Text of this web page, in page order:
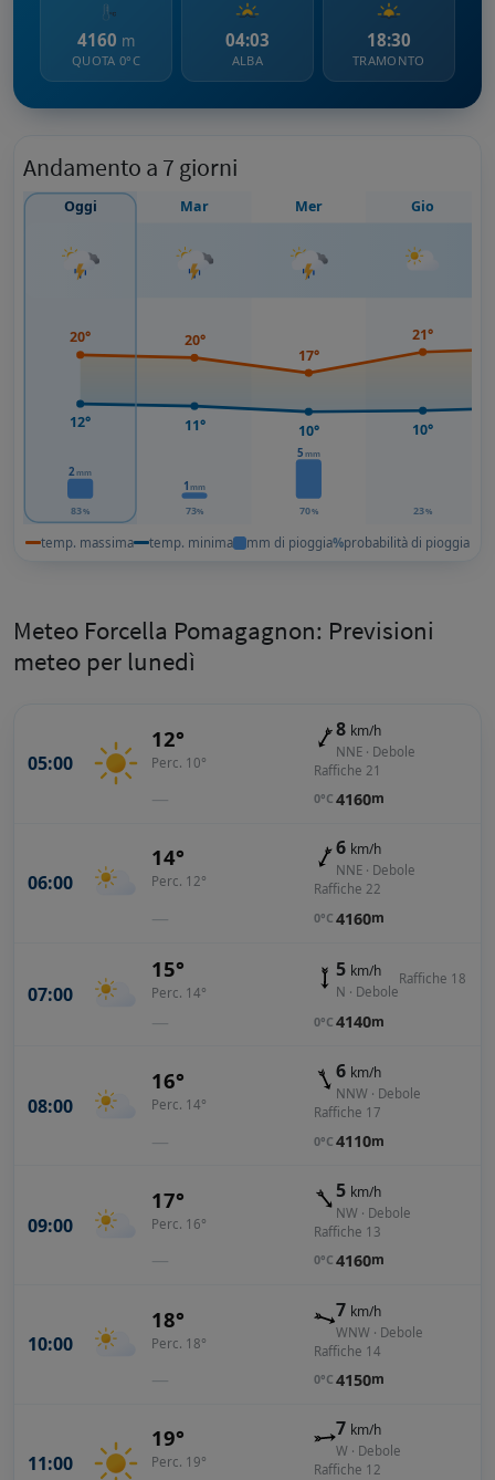
4160 m
QUOTA 0°C
04:03
ALBA
18:30
TRAMONTO
Andamento a 7 giorni
Oggi Mar Mer Gio
2mm
83%
1 mm
73%
5mm
70% 23%
20°
12°
20°
11°
17°
10°
21°
10°
temp. massima temp. minima mm di pioggia%probabilità di pioggia
Meteo Forcella Pomagagnon: Previsioni
meteo per lunedì
05:00
12°
Perc. 10°
—
8 km/h
NNE · Debole
Raffiche 21
0°C 4160m
06:00
14°
Perc. 12°
—
6 km/h
NNE · Debole
Raffiche 22
0°C 4160m
07:00
15°
Perc. 14°
—
5 km/h
N · Debole
Raffiche 18
0°C 4140m
08:00
16°
Perc. 14°
—
6 km/h
NNW · Debole
Raffiche 17
0°C 4110m
09:00
17°
Perc. 16°
—
5 km/h
NW · Debole
Raffiche 13
0°C 4160m
10:00
18°
Perc. 18°
—
7 km/h
WNW · Debole
Raffiche 14
0°C 4150m
11:00
19°
Perc. 19°
7 km/h
W · Debole
Raffiche 12